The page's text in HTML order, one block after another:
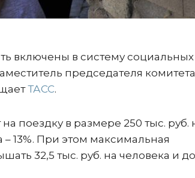
включены в систему социальных
председателя комитета
ТАСС.
поездку в размере 250 тыс. руб.
13%. При этом максимальная
32,5 тыс. руб. на человека и